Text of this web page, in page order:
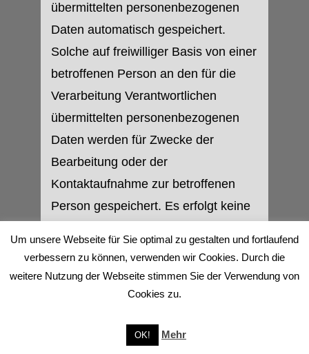
übermittelten personenbezogenen
Daten automatisch gespeichert.
Solche auf freiwilliger Basis von einer
betroffenen Person an den für die
Verarbeitung Verantwortlichen
übermittelten personenbezogenen
Daten werden für Zwecke der
Bearbeitung oder der
Kontaktaufnahme zur betroffenen
Person gespeichert. Es erfolgt keine
personenbezogenen Daten an Dritte.
Routinemäßige Löschung und
Sperrung von
Der für die Verarbeitung
Um unsere Webseite für Sie optimal zu gestalten und fortlaufend
verbessern zu können, verwenden wir Cookies. Durch die
weitere Nutzung der Webseite stimmen Sie der Verwendung von
Cookies zu.
OK! Mehr